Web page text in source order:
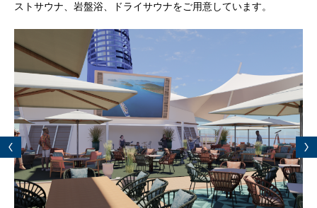
ストサウナ、岩盤浴、ドライサウナをご用意しています。